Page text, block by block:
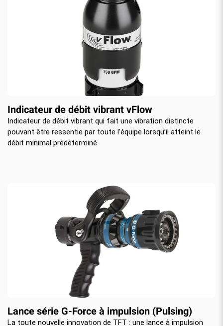
Indicateur de débit vibrant vFlow
Indicateur de débit vibrant qui fait une vibration distincte
pouvant être ressentie par toute l’équipe lorsqu’il atteint le
débit minimal prédéterminé.
Lance série G-Force à impulsion (Pulsing)
La toute nouvelle innovation de TFT : une lance à impulsion